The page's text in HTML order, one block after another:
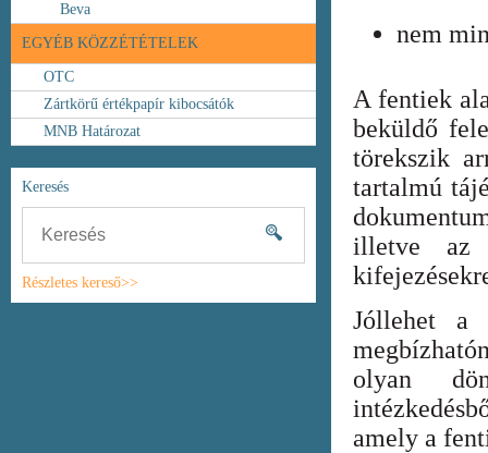
Beva
EGYÉB KÖZZÉTÉTELEK
OTC
Zártkörű értékpapír kibocsátók
MNB Határozat
Keresés
Részletes kereső>>
nem
A fentiek
beküldő
törekszik
tartalmú
illetve az
Jóllehet a
olyan
amely a